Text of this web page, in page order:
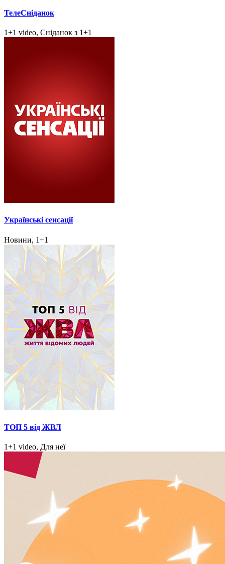
ТелеСніданок
1+1 video, Сніданок з 1+1
Українські сенсації
Новини, 1+1
ТОП 5 від ЖВЛ
1+1 video, Для неї